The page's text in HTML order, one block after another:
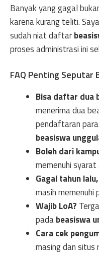
Banyak yang gagal
karena kurang teliti.
sudah niat daftar
proses administrasi ini
FAQ Penting Seputar
Bisa daftar dua
menerima dua
pendaftaran
beasiswa
Boleh dari
memenuhi
Gagal tahun
masih memenuhi
Wajib LoA?
padabeasiswa
Cara cek
masing dan situs